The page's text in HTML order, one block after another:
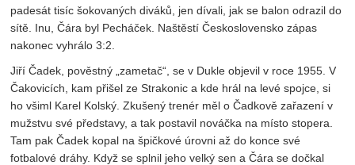
padesát tisíc šokovaných diváků, jen dívali, jak se balon odrazil do
sítě. Inu, Čára byl Pecháček. Naštěstí Československo zápas
nakonec vyhrálo 3:2.
Jiří Čadek, pověstný „zametač“, se v Dukle objevil v roce 1955. V
Čakovicích, kam přišel ze Strakonic a kde hrál na levé spojce, si
ho všiml Karel Kolský. Zkušený trenér měl o Čadkově zařazení v
mužstvu své představy, a tak postavil nováčka na místo stopera.
Tam pak Čadek kopal na špičkové úrovni až do konce své
fotbalové dráhy. Když se splnil jeho velký sen a Čára se dočkal